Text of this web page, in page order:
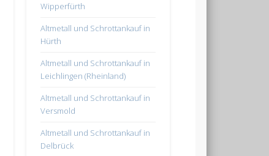
Wipperfürth
Altmetall und Schrottankauf in
Hürth
Altmetall und Schrottankauf in
Leichlingen (Rheinland)
Altmetall und Schrottankauf in
Versmold
Altmetall und Schrottankauf in
Delbrück